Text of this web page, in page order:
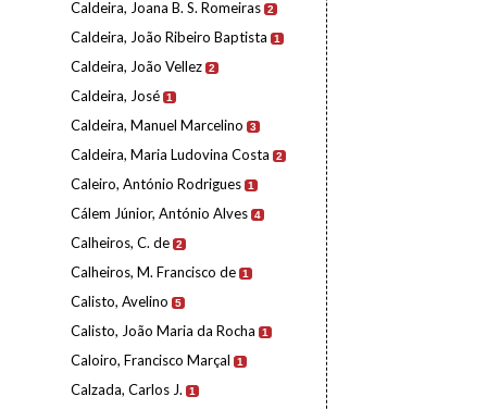
Caldeira, Joana B. S. Romeiras 2
Caldeira, João Ribeiro Baptista 1
Caldeira, João Vellez 2
Caldeira, José 1
Caldeira, Manuel Marcelino 3
Caldeira, Maria Ludovina Costa 2
Caleiro, António Rodrigues 1
Cálem Júnior, António Alves 4
Calheiros, C. de 2
Calheiros, M. Francisco de 1
Calisto, Avelino 5
Calisto, João Maria da Rocha 1
Caloiro, Francisco Marçal 1
Calzada, Carlos J. 1